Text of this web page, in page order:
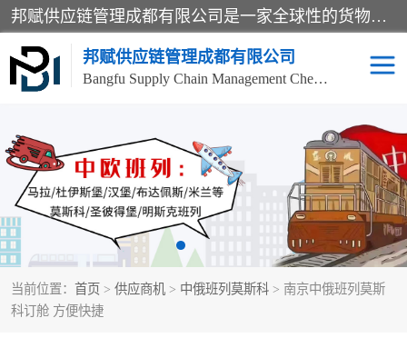
邦赋供应链管理成都有限公司是一家全球性的货物运输代理公司，主要从事：波兰中欧班列、德国中欧班列、出口莫斯科班列、中欧班列进口、蓉欧铁路、成都出口空运等业务，同时亦提供报关、报检、仓储、码头操作等服务。
邦赋供应链管理成都有限公司
Bangfu Supply Chain Management Chengdu Co.,LTD
当前位置： 首页 > 供应商机 > 中俄班列莫斯科 > 南京中俄班列莫斯
科订舱 方便快捷
进出口门到门 成都中欧班列
国际汽运 国际空运
食品进口物流清关 南美海运